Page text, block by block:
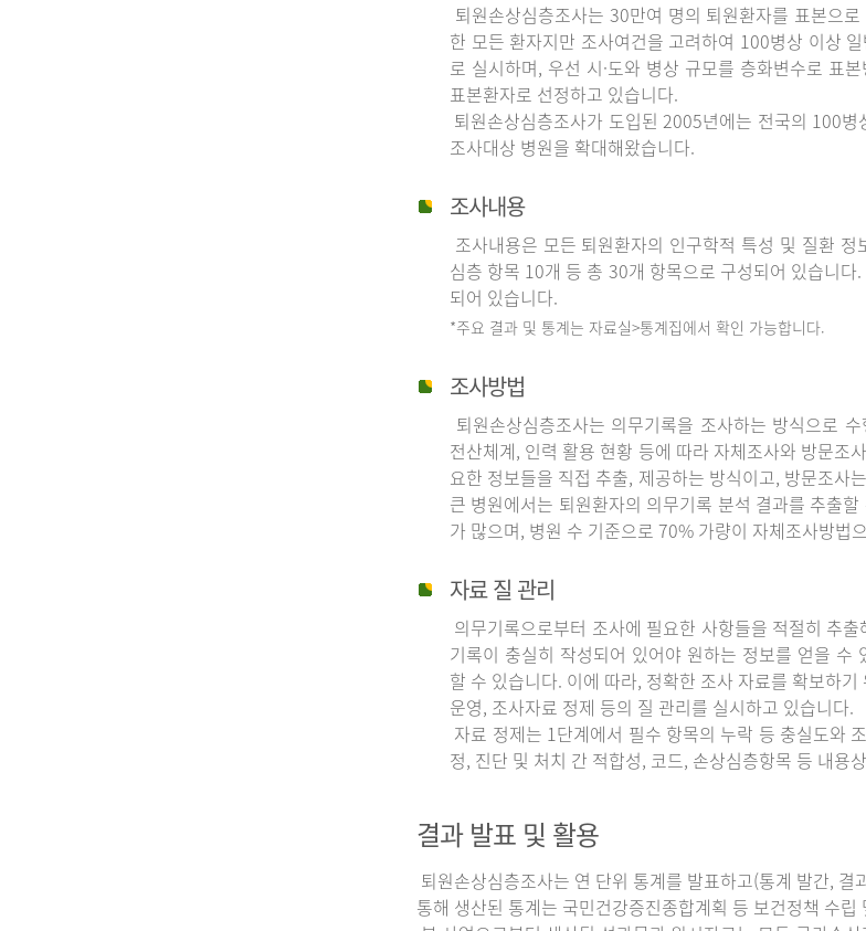
퇴원손상심층조사는 30만여 명의 퇴원환자를 표본으
한 모든 환자지만 조사여건을 고려하여 100병상 이상
로 실시하며, 우선 시·도와 병상 규모를 층화변수로 표
표본환자로 선정하고 있습니다.
퇴원손상심층조사가 도입된 2005년에는 전국의 100
조사대상 병원을 확대해왔습니다.
조사내용
조사내용은 모든 퇴원환자의 인구학적 특성 및 질환
심층 항목 10개 등 총 30개 항목으로 구성되어 있습니
되어 있습니다.
*주요 결과 및 통계는 자료실>통계집에서 확인 가능합니다.
조사방법
퇴원손상심층조사는 의무기록을 조사하는 방식으로
전산체계, 인력 활용 현황 등에 따라 자체조사와 방문조
요한 정보들을 직접 추출, 제공하는 방식이고, 방문조사
큰 병원에서는 퇴원환자의 의무기록 분석 결과를 추출
가 많으며, 병원 수 기준으로 70% 가량이 자체조사방법
자료 질 관리
의무기록으로부터 조사에 필요한 사항들을 적절히 추
기록이 충실히 작성되어 있어야 원하는 정보를 얻을
할 수 있습니다. 이에 따라, 정확한 조사 자료를 확보하
운영, 조사자료 정제 등의 질 관리를 실시하고 있습니다.
자료 정제는 1단계에서 필수 항목의 누락 등 충실도와
정, 진단 및 처치 간 적합성, 코드, 손상심층항목 등 내용
결과 발표 및 활용
퇴원손상심층조사는 연 단위 통계를 발표하고(통계 발간,
통해 생산된 통계는 국민건강증진종합계획 등 보건정책 수